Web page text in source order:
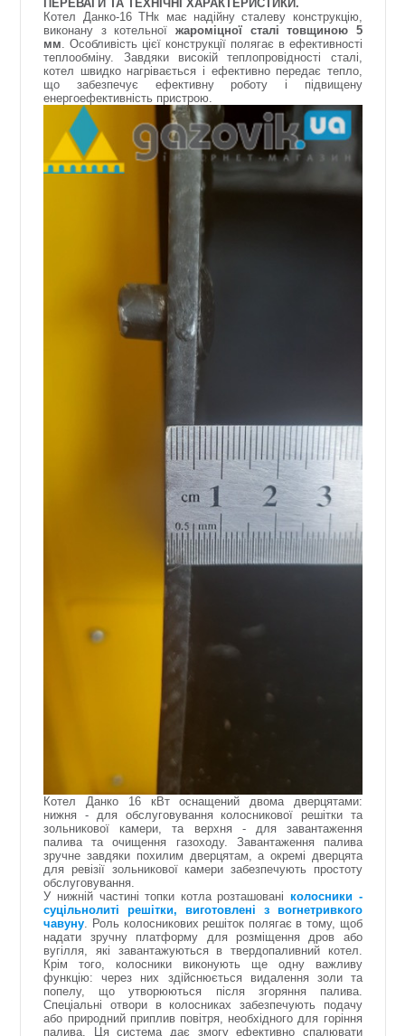
ПЕРЕВАГИ ТА ТЕХНІЧНІ ХАРАКТЕРИСТИКИ.
Котел Данко-16 ТНк має надійну сталеву конструкцію,
виконану з котельної жароміцної сталі товщиною 5
мм. Особливість цієї конструкції полягає в ефективності
теплообміну. Завдяки високій теплопровідності сталі,
котел швидко нагрівається і ефективно передає тепло,
що забезпечує ефективну роботу і підвищену
енергоефективність пристрою.
Котел Данко 16 кВт оснащений двома дверцятами:
нижня - для обслуговування колосникової решітки та
зольникової камери, та верхня - для завантаження
палива та очищення газоходу. Завантаження палива
зручне завдяки похилим дверцятам, а окремі дверцята
для ревізії зольникової камери забезпечують простоту
обслуговування.
У нижній частині топки котла розташовані колосники -
суцільнолиті решітки, виготовлені з вогнетривкого
чавуну. Роль колосникових решіток полягає в тому, щоб
надати зручну платформу для розміщення дров або
вугілля, які завантажуються в твердопаливний котел.
Крім того, колосники виконують ще одну важливу
функцію: через них здійснюється видалення золи та
попелу, що утворюються після згоряння палива.
Спеціальні отвори в колосниках забезпечують подачу
або природний приплив повітря, необхідного для горіння
палива. Ця система дає змогу ефективно спалювати